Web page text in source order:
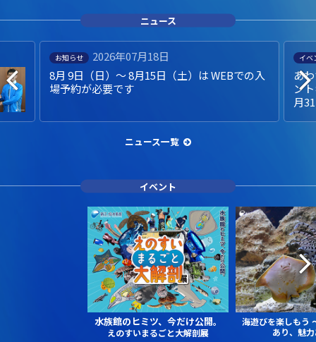
ニュース
お知らせ
2026年07月18日
8月 9日（日）～ 8月15日（土）は WEBでの入
場予約が必要です
イベ
あ
ン
月
ニュース一覧
イベント
水族館のヒミツ、今だけ公開。
えのすいまるごと大解剖展
海遊びを楽しもう
あり、魅